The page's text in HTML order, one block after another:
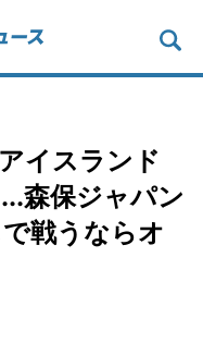
イスランド
森保ジャパン
戦うならオ